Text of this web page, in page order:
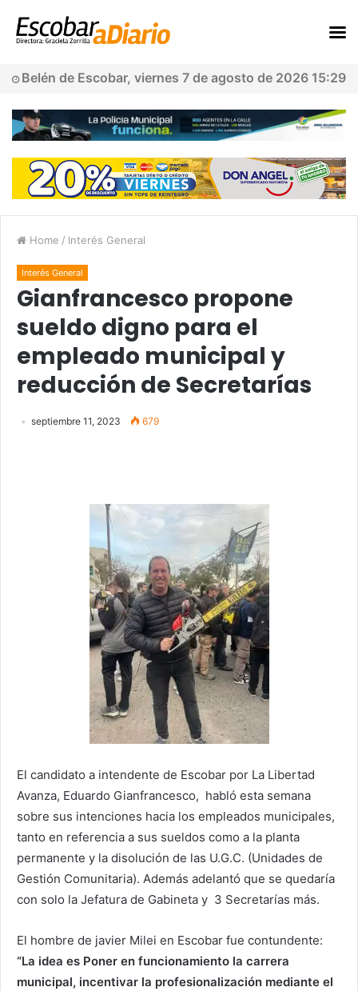
Belén de Escobar, viernes 7 de agosto de 2026 15:29
Home / Interés General
Interés General
Gianfrancesco propone
sueldo digno para el
empleado municipal y
reducción de Secretarías
septiembre 11, 2023 679
El candidato a intendente de Escobar por La Libertad
Avanza, Eduardo Gianfrancesco, habló esta semana
sobre sus intenciones hacia los empleados municipales,
tanto en referencia a sus sueldos como a la planta
permanente y la disolución de las U.G.C. (Unidades de
Gestión Comunitaria). Además adelantó que se quedaría
con solo la Jefatura de Gabineta y 3 Secretarías más.
El hombre de javier Milei en Escobar fue contundente:
“La idea es Poner en funcionamiento la carrera
municipal, incentivar la profesionalización mediante el